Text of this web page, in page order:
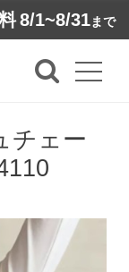
8/1~8/31まで
チェー